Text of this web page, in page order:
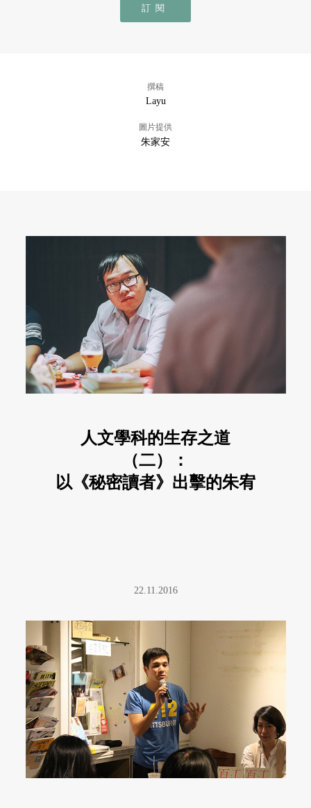
訂閱
撰稿
Layu
圖片提供
朱家安
人文學科的生存之道
（二）：
以《秘密讀者》出擊的朱宥
22.11.2016